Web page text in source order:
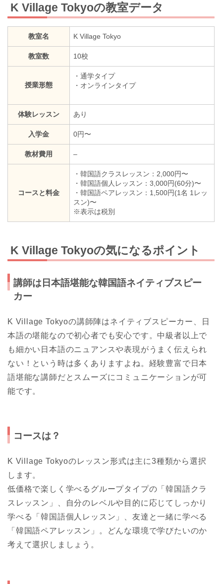
K Village Tokyoの教室データ
教室名 K Village Tokyo
教室数 10校
授業形態
・通学タイプ
・オンラインタイプ
体験レッスン あり
入学金 0円〜
教材費用 –
コースと料金
・韓国語クラスレッスン：2,000円〜
・韓国語個人レッスン：3,000円(60分)〜
・韓国語ペアレッスン：1,500円(1名 1レッ
スン)〜
※表示は税別
K Village Tokyoの気になるポイント
講師は日本語堪能な韓国語ネイティブスピー
カー
K Village Tokyoの講師陣はネイティブスピーカー、日
本語の堪能なので初心者でも安心です。中級者以上で
も細かい日本語のニュアンスや表現がうまく伝えられ
ない！という時は多くありますよね。経験豊富で日本
語堪能な講師だとスムーズにコミュニケーションが可
能です。
コースは？
K Village Tokyoのレッスン形式は主に3種類から選択
します。
低価格で楽しく学べるグループタイプの「韓国語クラ
スレッスン」、自分のレベルや目的に応じてしっかり
学べる「韓国語個人レッスン」、友達と一緒に学べる
「韓国語ペアレッスン」。どんな環境で学びたいのか
考えて選択しましょう。